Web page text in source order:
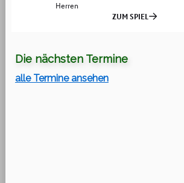
Die nächsten Termine
alle Termine ansehen